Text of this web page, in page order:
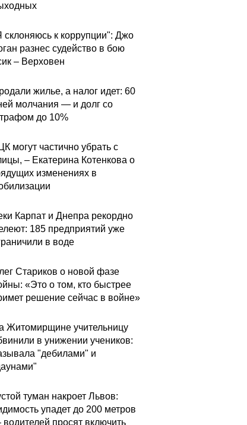
склоняюсь к коррупции": Джо
разнес судейство в бою
– Верховен
жилье, а налог идет: 60
молчания — и долг со
до 10%
могут частично убрать с
– Екатерина Котенкова о
изменениях в
Карпат и Днепра рекордно
185 предприятий уже
в воде
Стариков о новой фазе
«Это о том, кто быстрее
решение сейчас в войне»
Житомирщине учительницу
в унижении учеников:
"дебилами" и
туман накроет Львов:
упадет до 200 метров
просят включить